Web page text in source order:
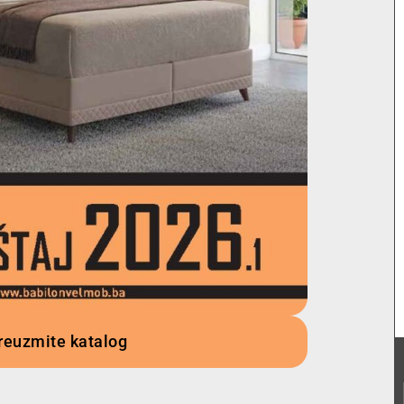
katalog